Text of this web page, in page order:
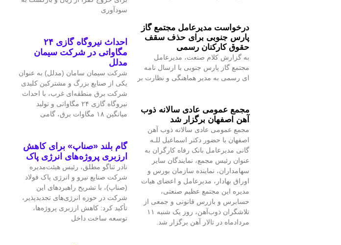
درخواست مدیرعامل مجتمع گاز
پارس جنوبی برای حذف سقف
حقوق کارکنان رسمی
به گزارش کلام صنعت، مدیرعامل
مجتمع گاز پارس جنوبی با ارسال نامه
ای رسمی به مدیر هماهنگی و نظارت بر
مجمع عمومی عادی سالانه ذوب
آهن اصفهان برگزار شد
مجمع عمومی عادی سالانه ذوب آهن
اصفهان با حضور دکتر اسماعیل للـه
گانی مدیرعامل بانک رفاه کارگران به
عنوان رئیس مجمع، نمایندگان سایر
سهامداران، نماینده سازمان بورس و
اوراق بهادار، مدیرعامل و اعضای هیات
مدیره این مجتمع عظیم صنعتی،
حسابرس و بازرس قانونی و جمعی از
تلاشگران ذوب‌آهن، روز یک شنبه ۱۱
مردادماه در تالار آهن برگزار شد.
سودآوری
احداث نیروگاه گازی ۲۴
مگاواتی در شرکت سیمان
مدلل
شرکت سیمان سامان (مدلل) به عنوان
یکی از صنایع بزرگ و مشترکین کلیدی
شرکت برق منطقه‌ای غرب، با احداث
نیروگاه گازی ۲۴ مگاواتی و تولید
میانگین ۱۸ مگاوات برق، گامی
گام بلند «صناپ» برای کاهش
ارزبری پروژه‌های انرژی پاک
نادر ثناگو مطلق، رئیس هیئت‌مدیره
شرکت صنایع نیرو و انرژی پاک فولاد
(صناپ)، با تشریح راهبردهای این
شرکت در حوزه انرژی‌های تجدیدپذیر،
تأکید کرد: کاهش ارزبری پروژه‌ها،
توسعه ساخت داخل